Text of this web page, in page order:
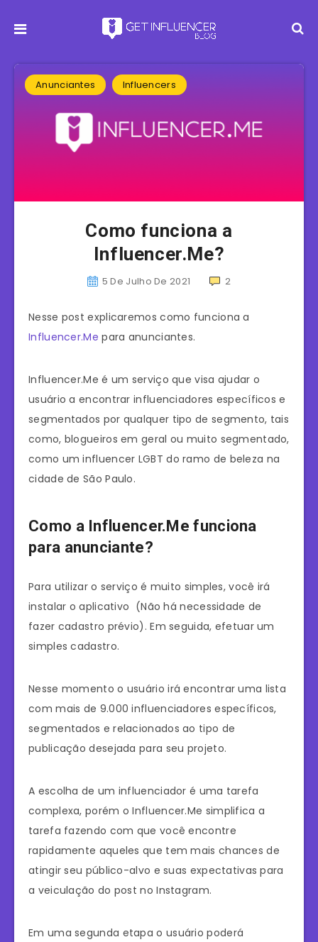
Anunciantes Influencers
Como funciona a
Influencer.Me?
5 De Julho De 2021 2
Nesse post explicaremos como funciona a
Influencer.Me para anunciantes.
Influencer.Me é um serviço que visa ajudar o
usuário a encontrar influenciadores específicos e
segmentados por qualquer tipo de segmento, tais
como, blogueiros em geral ou muito segmentado,
como um influencer LGBT do ramo de beleza na
cidade de São Paulo.
Como a Influencer.Me funciona
para anunciante?
Para utilizar o serviço é muito simples, você irá
instalar o aplicativo (Não há necessidade de
fazer cadastro prévio). Em seguida, efetuar um
simples cadastro.
Nesse momento o usuário irá encontrar uma lista
com mais de 9.000 influenciadores específicos,
segmentados e relacionados ao tipo de
publicação desejada para seu projeto.
A escolha de um influenciador é uma tarefa
complexa, porém o Influencer.Me simplifica a
tarefa fazendo com que você encontre
rapidamente aqueles que tem mais chances de
atingir seu público-alvo e suas expectativas para
a veiculação do post no Instagram.
Em uma segunda etapa o usuário poderá